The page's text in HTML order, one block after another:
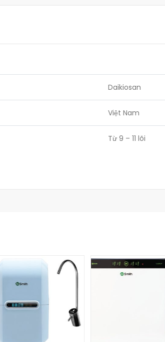
Daikiosan
Việt Nam
Từ 9 – 11 lõi